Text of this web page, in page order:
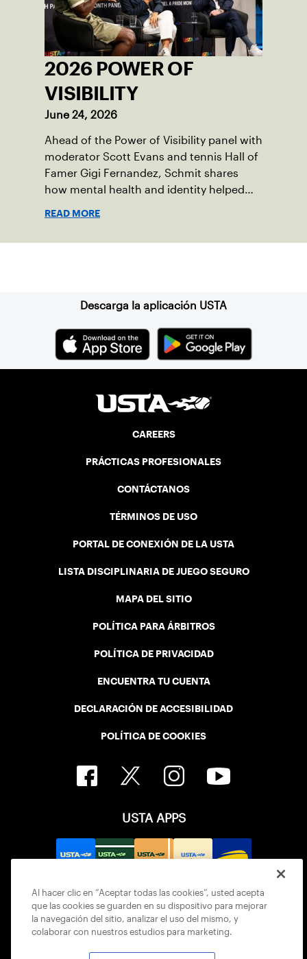
2026 POWER OF
VISIBILITY
June 24, 2026
Ahead of the Power of Visibility panel with
moderator Scott Evans and tennis Hall of
Famer Gigi Fernandez, Schmit shares
how mental health and identity helped
READ MORE
Descarga la aplicación USTA
CAREERS
PRÁCTICAS PROFESIONALES
CONTÁCTANOS
TÉRMINOS DE USO
PORTAL DE CONEXIÓN DE LA USTA
LISTA DISCIPLINARIA DE JUEGO SEGURO
MAPA DEL SITIO
POLÍTICA PARA ÁRBITROS
POLÍTICA DE PRIVACIDAD
ENCUENTRA TU CUENTA
DECLARACIÓN DE ACCESIBILIDAD
POLÍTICA DE COOKIES
USTA APPS
Al hacer clic en “Aceptar todas las cookies”, usted acepta
que las cookies se guarden en su dispositivo para mejorar
la navegación del sitio, analizar el uso del mismo, y
colaborar con nuestros estudios para marketing.